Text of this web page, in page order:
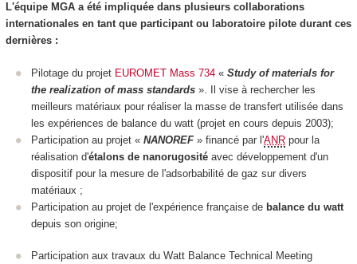
L'équipe MGA a été impliquée dans plusieurs collaborations
internationales en tant que participant ou laboratoire pilote durant ces
dernières :
Pilotage du projet EUROMET Mass 734 « Study of materials for
the realization of mass standards ». Il vise à rechercher les
meilleurs matériaux pour réaliser la masse de transfert utilisée dans
les expériences de balance du watt (projet en cours depuis 2003);
Participation au projet « NANOREF» financé par l'ANR pour la
réalisation d'étalons de nanorugosité avec développement d'un
dispositif pour la mesure de l'adsorbabilité de gaz sur divers
matériaux ;
Participation au projet de l'expérience française de balance du watt
depuis son origine;
Participation aux travaux du Watt Balance Technical Meeting